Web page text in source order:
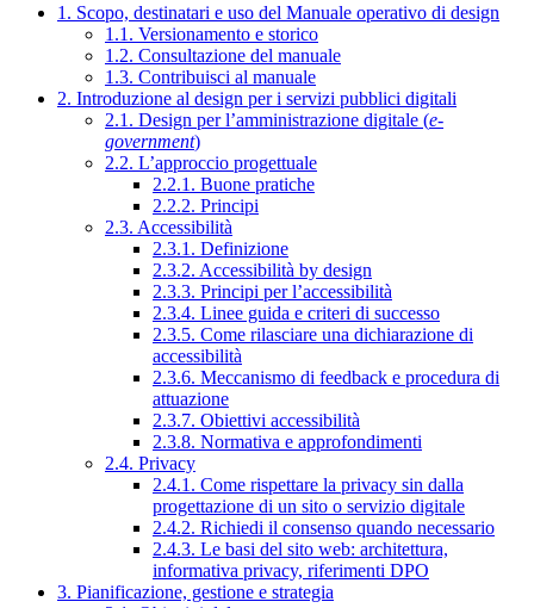
1. Scopo, destinatari e uso del Manuale operativo di design
1.1. Versionamento e storico
1.2. Consultazione del manuale
1.3. Contribuisci al manuale
2. Introduzione al design per i servizi pubblici digitali
2.1. Design per l’amministrazione digitale (e-
government)
2.2. L’approccio progettuale
2.2.1. Buone pratiche
2.2.2. Principi
2.3. Accessibilità
2.3.1. Definizione
2.3.2. Accessibilità by design
2.3.3. Principi per l’accessibilità
2.3.4. Linee guida e criteri di successo
2.3.5. Come rilasciare una dichiarazione di
accessibilità
2.3.6. Meccanismo di feedback e procedura di
attuazione
2.3.7. Obiettivi accessibilità
2.3.8. Normativa e approfondimenti
2.4. Privacy
2.4.1. Come rispettare la privacy sin dalla
progettazione di un sito o servizio digitale
2.4.2. Richiedi il consenso quando necessario
2.4.3. Le basi del sito web: architettura,
informativa privacy, riferimenti DPO
3. Pianificazione, gestione e strategia